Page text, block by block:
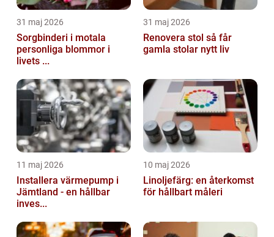
31 maj 2026
Sorgbinderi i motala
personliga blommor i
livets ...
31 maj 2026
Renovera stol så får
gamla stolar nytt liv
11 maj 2026
Installera värmepump i
Jämtland - en hållbar
inves...
10 maj 2026
Linoljefärg: en återkomst
för hållbart måleri